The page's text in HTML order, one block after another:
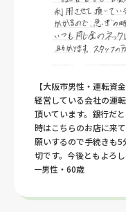
【大阪市男性・運転資
経営している会社の運
頂いています。銀行だ
時はこちらのお店に来
願いするので手続きも5
切です。今後ともよろ
男性・60歳